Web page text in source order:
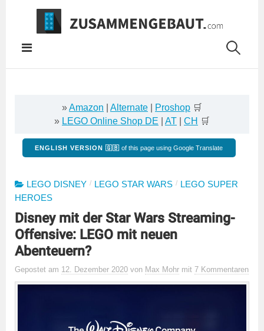
Springe
Inhalt
»Amazon Alternate Proshop 🛒
» LEGO Online Shop DE AT CH 🛒
ENGLISH VERSION 🇬🇧 of this page using Google Translate
LEGO DISNEY / LEGO STAR WARS / LEGO SUPER
HEROES
Disney mit der Star Wars Streaming-
Offensive: LEGO mit neuen
Abenteuern?
Gepostet am 12. Dezember 2020 von Max Mohr mit 7 Kommentaren